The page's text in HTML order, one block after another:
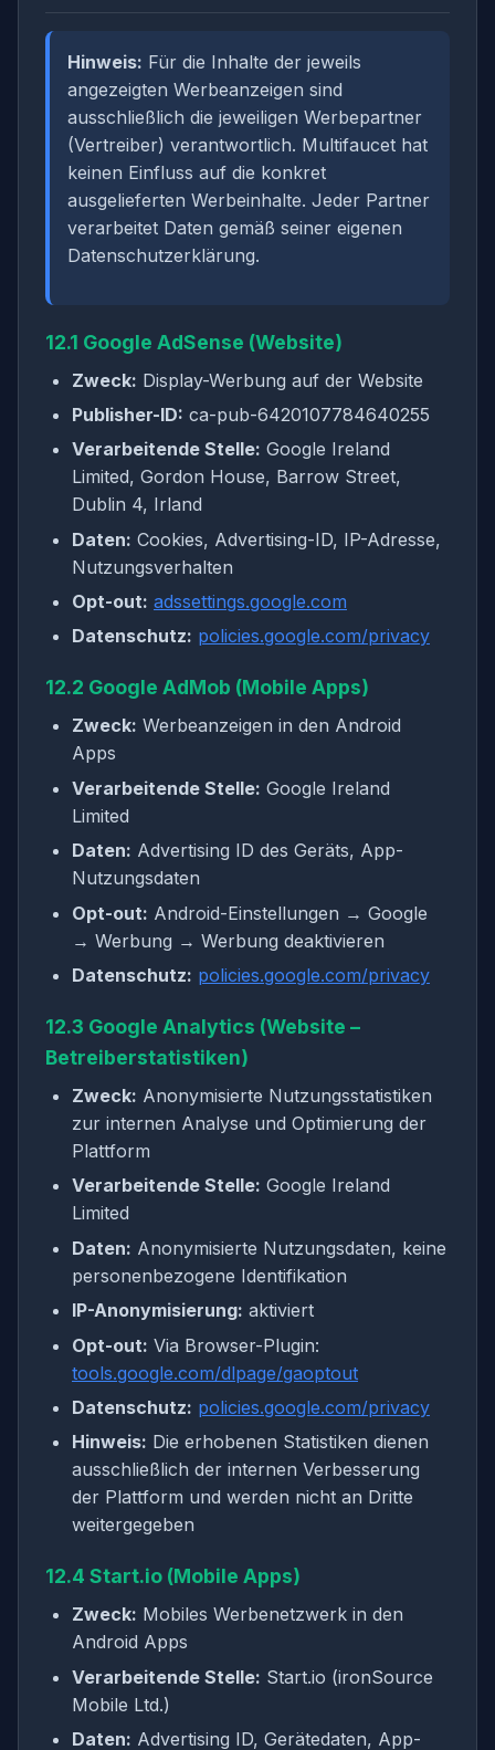
Hinweis: Für die Inhalte der jeweils
angezeigten Werbeanzeigen sind
ausschließlich die jeweiligen Werbepartner
(Vertreiber) verantwortlich. Multifaucet hat
keinen Einfluss auf die konkret
ausgelieferten Werbeinhalte. Jeder Partner
verarbeitet Daten gemäß seiner eigenen
Datenschutzerklärung.
12.1 Google AdSense (Website)
Zweck: Display-Werbung auf der Website
Publisher-ID: ca-pub-6420107784640255
Verarbeitende Stelle: Google Ireland
Limited, Gordon House, Barrow Street,
Dublin 4, Irland
Daten: Cookies, Advertising-ID, IP-Adresse,
Nutzungsverhalten
Opt-out: adssettings.google.com
Datenschutz: policies.google.com/privacy
12.2 Google AdMob (Mobile Apps)
Zweck: Werbeanzeigen in den Android
Apps
Verarbeitende Stelle: Google Ireland
Limited
Daten: Advertising ID des Geräts, App-
Nutzungsdaten
Opt-out: Android-Einstellungen → Google
→ Werbung → Werbung deaktivieren
Datenschutz: policies.google.com/privacy
12.3 Google Analytics (Website –
Betreiberstatistiken)
Zweck: Anonymisierte Nutzungsstatistiken
zur internen Analyse und Optimierung der
Plattform
Verarbeitende Stelle: Google Ireland
Limited
Daten: Anonymisierte Nutzungsdaten, keine
personenbezogene Identifikation
IP-Anonymisierung: aktiviert
Opt-out: Via Browser-Plugin:
tools.google.com/dlpage/gaoptout
Datenschutz: policies.google.com/privacy
Hinweis: Die erhobenen Statistiken dienen
ausschließlich der internen Verbesserung
der Plattform und werden nicht an Dritte
weitergegeben
12.4 Start.io (Mobile Apps)
Zweck: Mobiles Werbenetzwerk in den
Android Apps
Verarbeitende Stelle: Start.io (ironSource
Mobile Ltd.)
Daten: Advertising ID, Gerätedaten, App-